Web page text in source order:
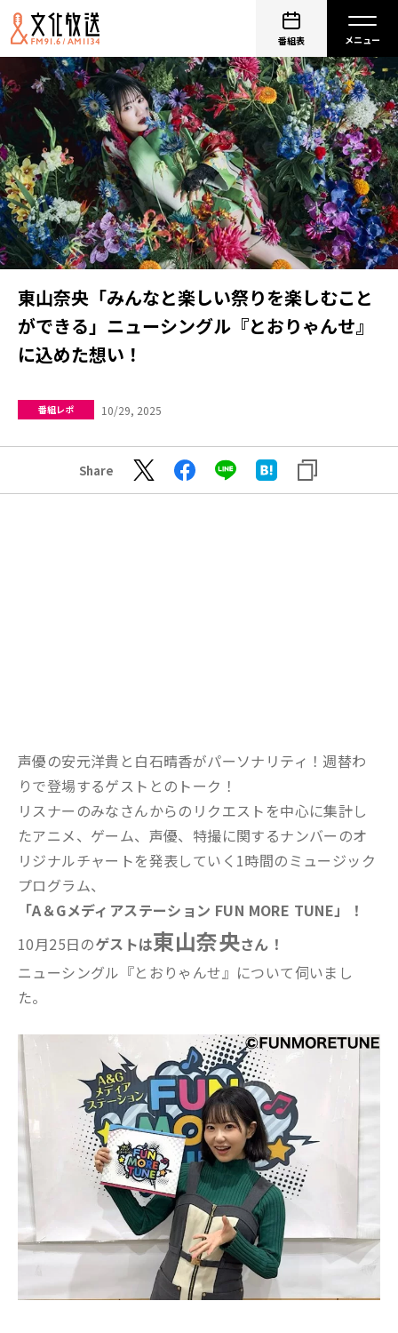
番組表
東山奈央「みんなと楽しい祭りを楽しむこと
ができる」ニューシングル『とおりゃんせ』
に込めた想い！
番組レポ 10/29, 2025
Share
声優の安元洋貴と白石晴香がパーソナリティ！週替わ
りで登場するゲストとのトーク！
リスナーのみなさんからのリクエストを中心に集計し
たアニメ、ゲーム、声優、特撮に関するナンバーのオ
リジナルチャートを発表していく1時間のミュージック
プログラム、
「A＆Gメディアステーション FUN MORE TUNE」！
10月25日のゲストは東山奈央さん！
ニューシングル『とおりゃんせ』について伺いまし
た。